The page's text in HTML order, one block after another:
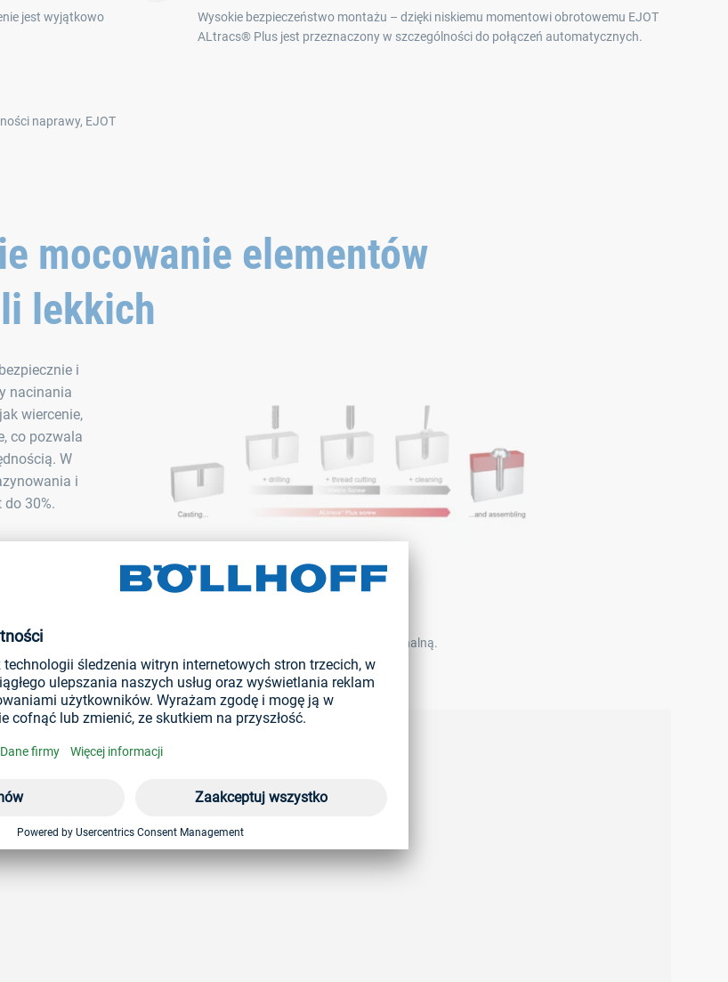
jest wyjątkowo
naprawy, EJOT
Wysokie bezpieczeństwo montażu – dzięki niskiemu momentowi obrotowemu EJOT
ALtracs® Plus jest przeznaczony w szczególności do połączeń automatycznych.
mocowanie elementów
lekkich
i
nacinania
wiercenie,
co pozwala
W
i
30%.
etapy pracy w porównaniu ze śrubą konwencjonalną.